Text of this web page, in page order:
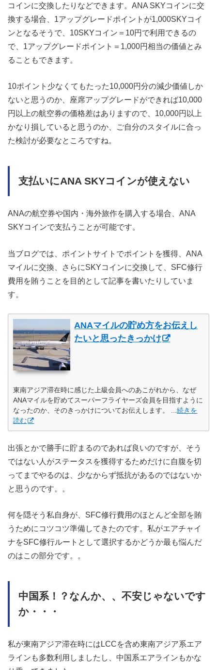
コインに交換したりなどできます。ANA SKYコインに交
換する場合、1アップグレードポイントが1,000SKYコイ
ンとなるそうで、10SKYコイン＝10円で利用できるの
で、1アップグレードポイント＝1,000円相当の価値とみ
ることもできます。
10ポイント少なくてもたった10,000円分の減少価値しか
ないと思うのか、座席アップグレードができれば10,000
円以上の航空券の価格差はありますので、10,000円以上
かなり損していると思うのか、ご自分のスタイルに合っ
た検討が必要なところですね。
支払いにANA SKYコインが使えない
ANAの航空券や国内・海外旅作を購入する場合、ANA
SKYコインで支払うことが可能です。
当ブログでは、ポイントサイトでポイントを獲得、ANA
マイルに交換、さらにSKYコインに交換して、SFC修行
費用を賄うことを目的として記事を書いたりしていま
す。
ANAマイルの貯め方をお伝えし
たいと思ったきっかけ
東南アジア滞在時に感じた上級会員へのあこがれから、なぜ
ANAマイルを貯めてスーパーフライヤーズ会員を目指すように
なったのか、そのきっかけについてお伝えします。 ...続きを
読む
出張とかで勝手に貯まるのであれば良いのですが、そう
ではない人がステータスを獲得するためだけに自腹を切
ってまでやるのは、少なからず抵抗があるのではないか
と思うのです。。
何を隠そう私自身が、SFC修行費用のほとんど全部を賄
うためにコツコツ準備してきたのです。私がエアチャイ
ナをSFC修行ルートとして選択するかどうか最も悩んだ
のはこの部分です。。
中国系！？なんか、、不安じゃないです
か・・・
私が東南アジア滞在時にはLCCを含め東南アジア系エア
ラインも多数利用しましたし、中国系エアラインもかな